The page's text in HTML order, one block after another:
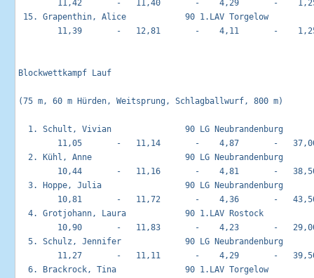
11,42       -   11,40       -    4,29       -
15. Grapenthin, Alice            90 1.LAV Torgelow
11,39       -   12,81       -    4,11       -
Blockwettkampf Lauf
(75 m, 60 m Hürden, Weitsprung, Schlagballwurf, 800 m)
1. Schult, Vivian               90 LG Neubrandenburg
11,05       -   11,14       -    4,87       -
2. Kühl, Anne                   90 LG Neubrandenburg
10,44       -   11,16       -    4,81       -
3. Hoppe, Julia                 90 LG Neubrandenburg
10,81       -   11,72       -    4,36       -
4. Grotjohann, Laura            90 1.LAV Rostock
10,90       -   11,83       -    4,23       -
5. Schulz, Jennifer             90 LG Neubrandenburg
11,27       -   11,11       -    4,29       -
6. Brackrock, Tina              90 1.LAV Torgelow